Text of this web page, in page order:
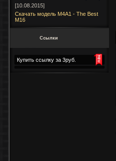
[10.08.2015]
Скачать модель M4A1 - The Best
M16
Ссылки
Купить ссылку за 3руб.